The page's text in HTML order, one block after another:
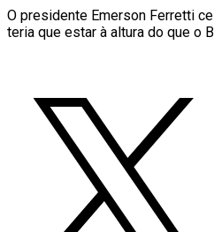
O presidente Emerson Ferretti
teria que estar à altura do que o